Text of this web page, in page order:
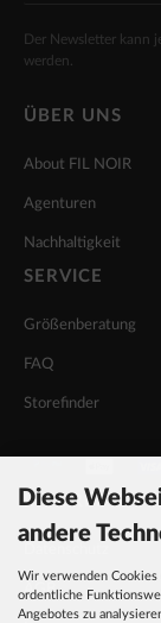
Der Newsletter
werden.
ÜBER UNS
About FIL NOIR
Agenturen
Nachhaltigkeit
SERVICE
Größenberatung
FAQ
Storefinder
AGB
Diese
andere
Wir verwenden Cookies
ordentliche
Angebotes zu